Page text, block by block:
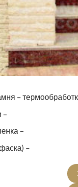
–
–
–
–